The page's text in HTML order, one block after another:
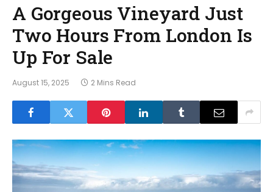
A Gorgeous Vineyard Just
Two Hours From London Is
Up For Sale
August 15, 2025 2 Mins Read